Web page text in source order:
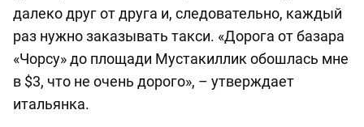
далеко друг от друга и, следовательно, каждый
раз нужно заказывать такси. «Дорога от базара
«Чорсу» до площади Мустакиллик обошлась мне
в $3, что не очень дорого», – утверждает
итальянка.